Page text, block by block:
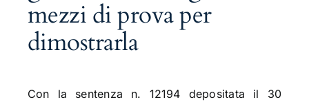
mezzi di prova per
dimostrarla
Con la sentenza n. 12194 depositata il 30